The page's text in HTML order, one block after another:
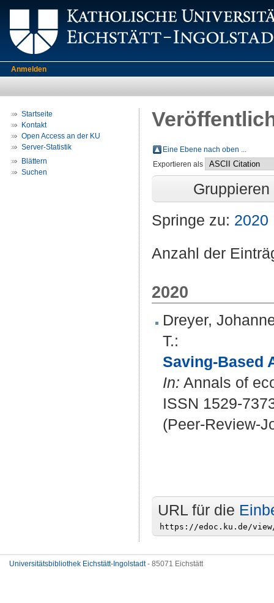
Anmelden
Startseite
Kontakt
Open Access an der KU
Server-Statistik
Blättern
Suchen
Eine Ebene nach oben ...
Exportieren als
Springe zu: 2020
Anzahl der
2020
Dreyer,
T.:
Saving-Based
In: Annals of
ISSN 1529-
(Peer-Review-
URL für die
Universitätsbibliothek Eichstätt-Ingolstadt- 85071 Eichstätt